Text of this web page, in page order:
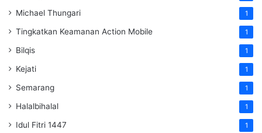
Michael Thungari 1
Tingkatkan Keamanan Action Mobile 1
Bilqis 1
Kejati 1
Semarang 1
Halalbihalal 1
Idul Fitri 1447 1